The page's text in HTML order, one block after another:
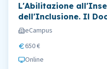
L'Abilitazione
dell'Inclusione. Il
Competenze
eCampus
650 €
Online